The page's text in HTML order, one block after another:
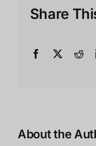
Share
Facebook
X
About the